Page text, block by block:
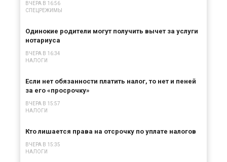
ВЧЕРА В 16:56
СПЕЦРЕЖИМЫ
Одинокие родители могут получить вычет за услуги
нотариуса
ВЧЕРА В 16:34
НАЛОГИ
Если нет обязанности платить налог, то нет и пеней
за его «просрочку»
ВЧЕРА В 15:57
НАЛОГИ
Кто лишается права на отсрочку по уплате налогов
ВЧЕРА В 15:35
НАЛОГИ